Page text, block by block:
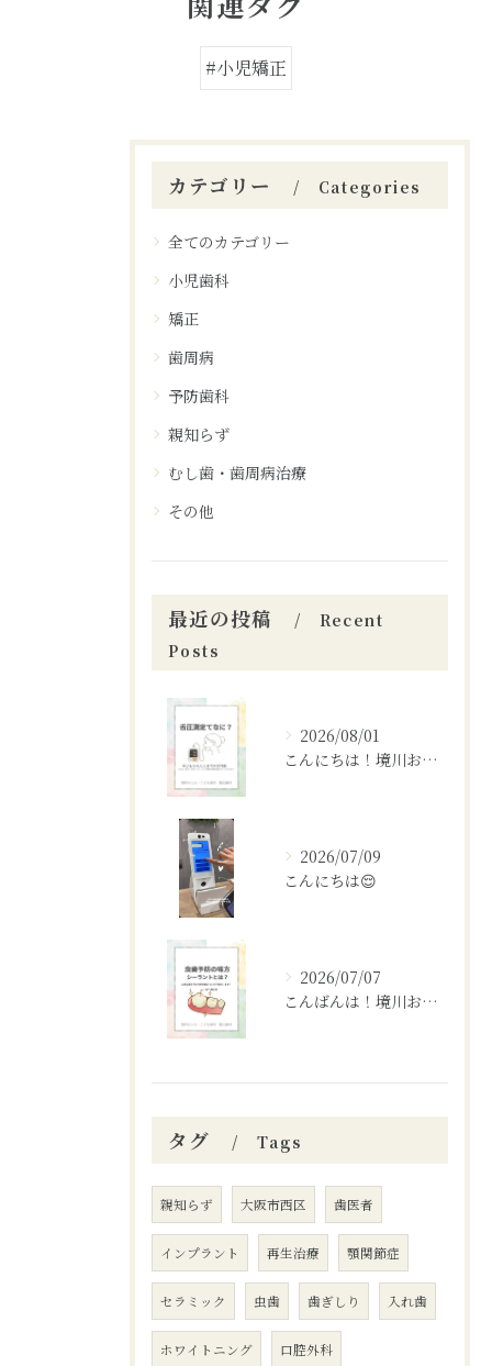
#小児矯正
カテゴリー Categories
全てのカテゴリー
小児歯科
矯正
歯周病
予防歯科
親知らず
むし歯・歯周病治療
その他
最近の投稿
Recent
Posts
2026/08/01
こんにちは！境川おとなこども歯科矯正歯科です！✨
2026/07/09
こんにちは😌
2026/07/07
こんばんは！境川おとなこども歯科矯正歯科です🦷✨
タグ Tags
親知らず 大阪市西区 歯医者
インプラント 再生治療 顎関節症
セラミック 虫歯 歯ぎしり 入れ歯
ホワイトニング 口腔外科